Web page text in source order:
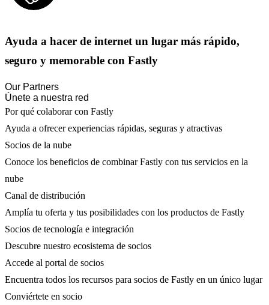
Ayuda a hacer de internet un lugar más rápido,
seguro y memorable con Fastly
Our Partners
Únete a nuestra red
Por qué colaborar con Fastly
Ayuda a ofrecer experiencias rápidas, seguras y atractivas
Socios de la nube
Conoce los beneficios de combinar Fastly con tus servicios en la
nube
Canal de distribución
Amplía tu oferta y tus posibilidades con los productos de Fastly
Socios de tecnología e integración
Descubre nuestro ecosistema de socios
Accede al portal de socios
Encuentra todos los recursos para socios de Fastly en un único lugar
Conviértete en socio